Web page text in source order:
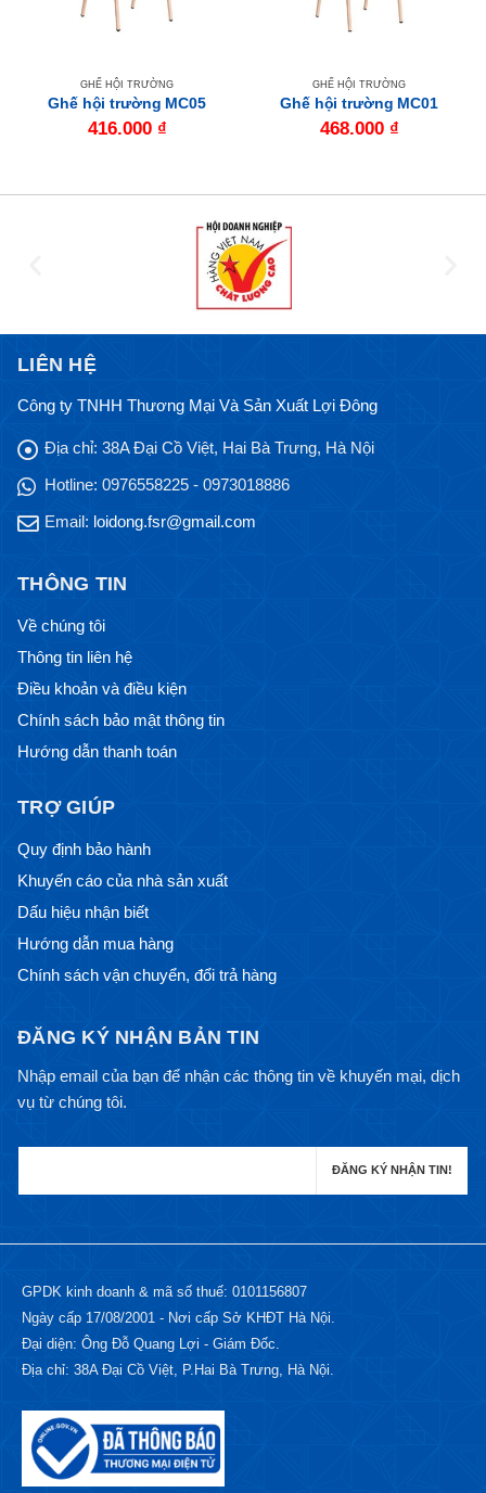
GHẾ HỘI TRƯỜNG
Ghế hội trường MC05
416.000 ₫
GHẾ HỘI TRƯỜNG
Ghế hội trường MC01
468.000 ₫
LIÊN HỆ
Công ty TNHH Thương Mại Và Sản Xuất Lợi Đông
Địa chỉ: 38A Đại Cồ Việt, Hai Bà Trưng, Hà Nội
Hotline: 0976558225 - 0973018886
Email: loidong.fsr@gmail.com
THÔNG TIN
Về chúng tôi
Thông tin liên hệ
Điều khoản và điều kiện
Chính sách bảo mật thông tin
Hướng dẫn thanh toán
TRỢ GIÚP
Quy định bảo hành
Khuyến cáo của nhà sản xuất
Dấu hiệu nhận biết
Hướng dẫn mua hàng
Chính sách vận chuyển, đổi trả hàng
ĐĂNG KÝ NHẬN BẢN TIN
Nhập email của bạn để nhận các thông tin về khuyến mại, dịch
vụ từ chúng tôi.
GPDK kinh doanh & mã số thuế: 0101156807
Ngày cấp 17/08/2001 - Nơi cấp Sở KHĐT Hà Nội.
Đại diện: Ông Đỗ Quang Lợi - Giám Đốc.
Địa chỉ: 38A Đại Cồ Việt, P.Hai Bà Trưng, Hà Nội.